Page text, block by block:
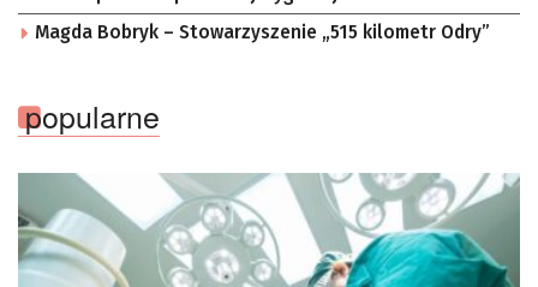
Magda Bobryk – Stowarzyszenie „515 kilometr Odry”
popularne